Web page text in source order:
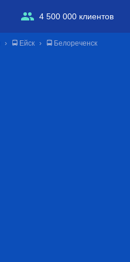
4 500 000 клиентов
🚍 Ейск 🚍 Белореченск